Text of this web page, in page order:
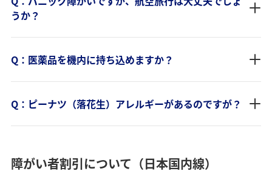
うか？
Q：医薬品を機内に持ち込めますか？
Q：ピーナツ（落花生）アレルギーがあるのですが？
障がい者割引について（日本国内線）